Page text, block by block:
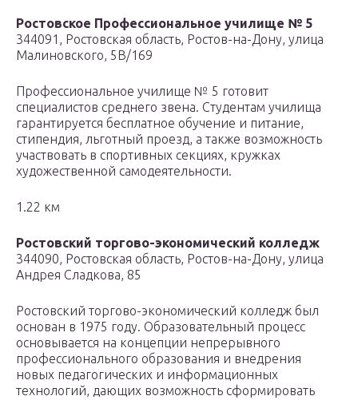
Ростовское Профессиональное училище № 5
344091, Ростовская область, Ростов-на-Дону, улица
Малиновского, 5В/169
Профессиональное училище № 5 готовит
специалистов среднего звена. Студентам училища
гарантируется бесплатное обучение и питание,
стипендия, льготный проезд, а также возможность
участвовать в спортивных секциях, кружках
художественной самодеятельности.
1.22 км
Ростовский торгово-экономический колледж
344090, Ростовская область, Ростов-на-Дону, улица
Андрея Сладкова, 85
Ростовский торгово-экономический колледж был
основан в 1975 году. Образовательный процесс
основывается на концепции непрерывного
профессионального образования и внедрения
новых педагогических и информационных
технологий, дающих возможность сформировать